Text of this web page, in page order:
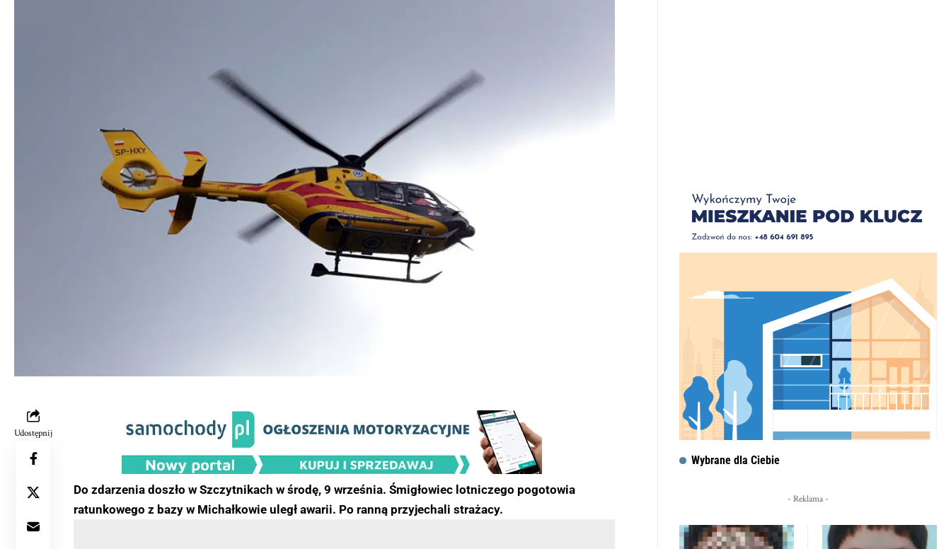
Udostępnij
Do zdarzenia doszło w Szczytnikach w środę, 9 września. Śmigłowiec lotniczego pogotowia
ratunkowego z bazy w Michałkowie uległ awarii. Po ranną przyjechali strażacy.
Wybrane dla Ciebie
- Reklama -